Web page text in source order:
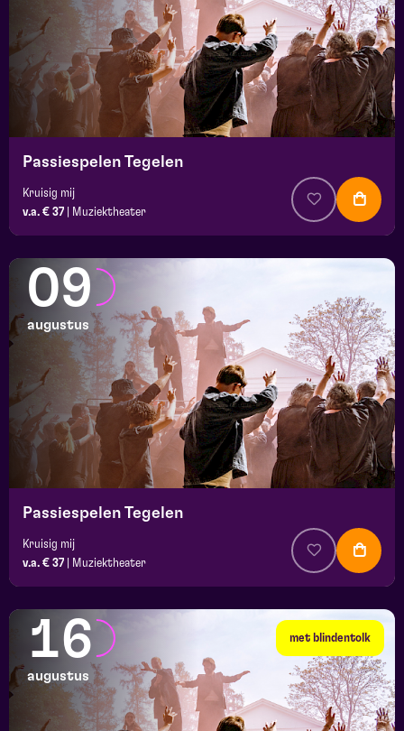
Passiespelen Tegelen
Kruisig mij
v.a. € 37
Muziektheater
09
augustus
Passiespelen Tegelen
Kruisig mij
v.a. € 37
Muziektheater
met blindentolk
16
augustus